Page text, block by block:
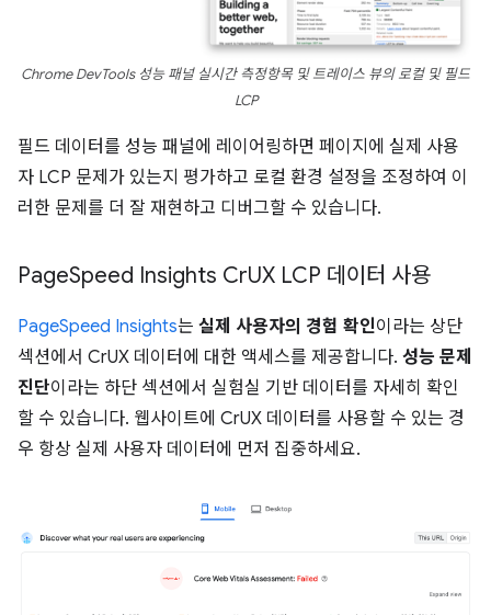
Chrome DevTools 성능 패널 실시간 측정항목 및 트레이스 뷰의 로컬 및 필드
LCP
필드 데이터를 성능 패널에 레이어링하면 페이지에 실제 사용
자 LCP 문제가 있는지 평가하고 로컬 환경 설정을 조정하여 이
러한 문제를 더 잘 재현하고 디버그할 수 있습니다.
PageSpeed Insights CrUX LCP 데이터 사용
PageSpeed Insights는 실제 사용자의 경험 확인이라는 상단
섹션에서 CrUX 데이터에 대한 액세스를 제공합니다. 성능 문제
진단이라는 하단 섹션에서 실험실 기반 데이터를 자세히 확인
할 수 있습니다. 웹사이트에 CrUX 데이터를 사용할 수 있는 경
우 항상 실제 사용자 데이터에 먼저 집중하세요.